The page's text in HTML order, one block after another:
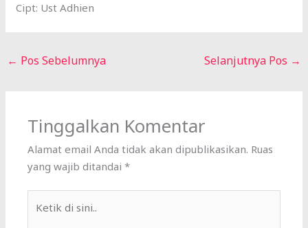
Cipt: Ust Adhien
← Pos Sebelumnya Selanjutnya Pos →
Tinggalkan Komentar
Alamat email Anda tidak akan dipublikasikan. Ruas
yang wajib ditandai*